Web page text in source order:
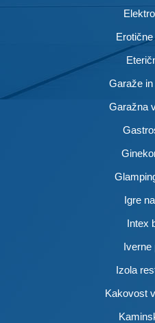
Garaže
Garažna
Igre
Intex
Iverne
Izola
Kakovost